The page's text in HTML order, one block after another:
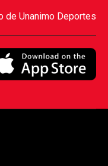
de Unanimo Deportes